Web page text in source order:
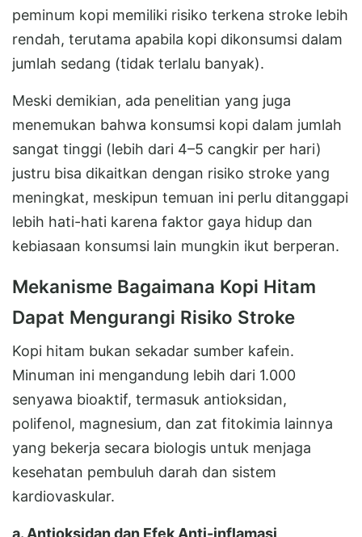
peminum kopi memiliki risiko terkena stroke lebih
rendah, terutama apabila kopi dikonsumsi dalam
jumlah sedang (tidak terlalu banyak).
Meski demikian, ada penelitian yang juga
menemukan bahwa konsumsi kopi dalam jumlah
sangat tinggi (lebih dari 4–5 cangkir per hari)
justru bisa dikaitkan dengan risiko stroke yang
meningkat, meskipun temuan ini perlu ditanggapi
lebih hati-hati karena faktor gaya hidup dan
kebiasaan konsumsi lain mungkin ikut berperan.
Mekanisme Bagaimana Kopi Hitam
Dapat Mengurangi Risiko Stroke
Kopi hitam bukan sekadar sumber kafein.
Minuman ini mengandung lebih dari 1.000
senyawa bioaktif, termasuk antioksidan,
polifenol, magnesium, dan zat fitokimia lainnya
yang bekerja secara biologis untuk menjaga
kesehatan pembuluh darah dan sistem
kardiovaskular.
a. Antioksidan dan Efek Anti-inflamasi